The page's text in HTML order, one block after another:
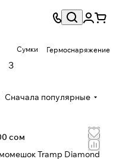
Сумки Гермоснаряжение
3
Сначала популярные
сом
Tramp Diamond